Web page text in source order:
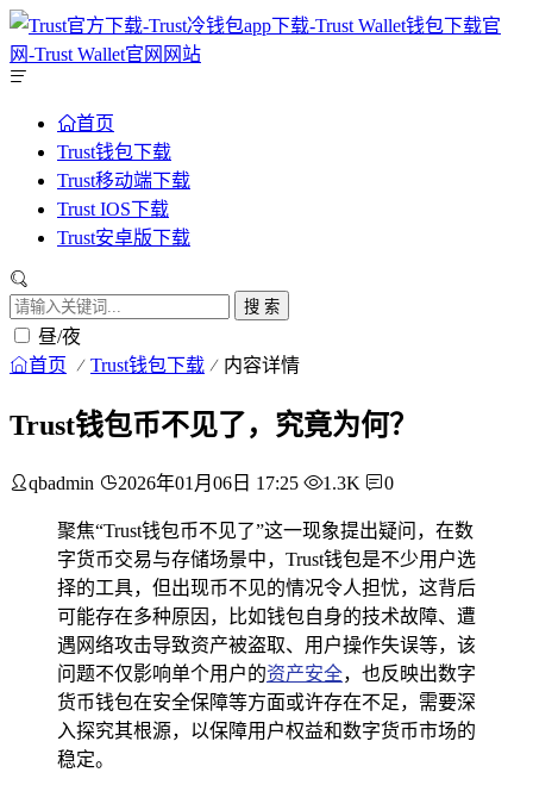
首页
Trust钱包下载
Trust移动端下载
Trust IOS下载
Trust安卓版下载
搜 索
昼/夜
首页 Trust钱包下载 内容详情
Trust钱包币不见了，究竟为何？
qbadmin 2026年01月06日 17:25 1.3K 0
聚焦“Trust钱包币不见了”这一现象提出疑问，在数
字货币交易与存储场景中，Trust钱包是不少用户选
择的工具，但出现币不见的情况令人担忧，这背后
可能存在多种原因，比如钱包自身的技术故障、遭
遇网络攻击导致资产被盗取、用户操作失误等，该
问题不仅影响单个用户的资产安全，也反映出数字
货币钱包在安全保障等方面或许存在不足，需要深
入探究其根源，以保障用户权益和数字货币市场的
稳定。